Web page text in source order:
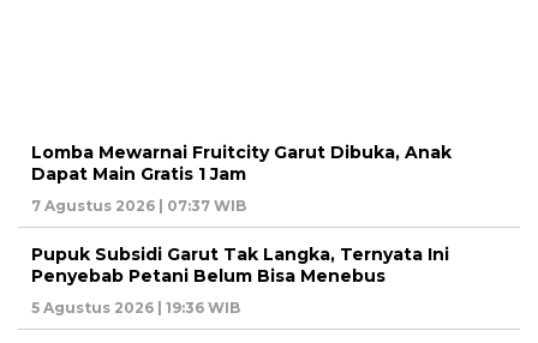
Lomba Mewarnai Fruitcity Garut Dibuka, Anak
Dapat Main Gratis 1 Jam
7 Agustus 2026 | 07:37 WIB
Pupuk Subsidi Garut Tak Langka, Ternyata Ini
Penyebab Petani Belum Bisa Menebus
5 Agustus 2026 | 19:36 WIB